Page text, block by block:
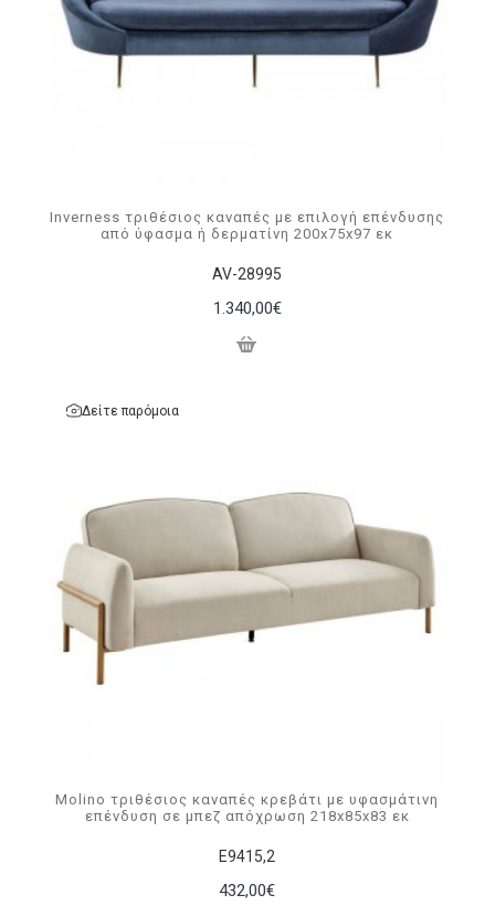
AV-28995
Inverness τριθέσιος καναπές με επιλογή επένδυσης
από ύφασμα ή δερματίνη 200x75x97 εκ
1.340,00€
Δείτε παρόμοια
Ε9415,2
Molino τριθέσιος καναπές κρεβάτι με υφασμάτινη
επένδυση σε μπεζ απόχρωση 218x85x83 εκ
432,00€